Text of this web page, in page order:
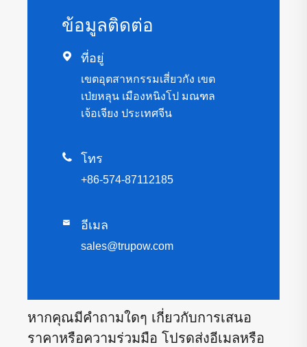
ข้อมูลติดต่อ
 ที่อยู่
เขตอุตสาหกรรมเสี่ยวกัง เขต
เป่ยหลุน เมืองหนิงโป มณฑล
เจ้อเจียง ประเทศจีน
 โทร
+86-574-87112185
 อีเมล
sales@trupow.com
หากคุณมีคำถามใดๆ เกี่ยวกับการเสนอ
ราคาหรือความร่วมมือ โปรดส่งอีเมลหรือ